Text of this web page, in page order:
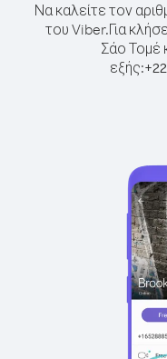
Να καλείτε τον
του Viber.Για
Σάο Τομέ
εξής:+